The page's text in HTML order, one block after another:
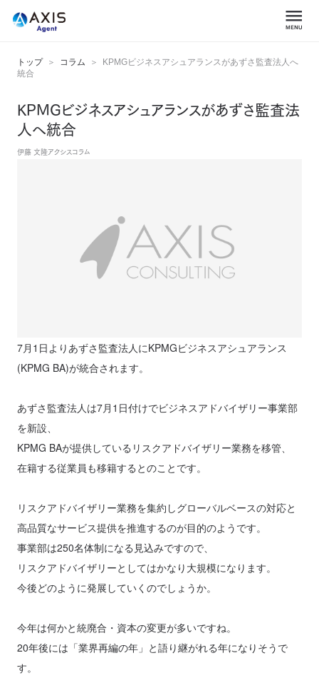
トップ コラム
KPMGビジネスアシュアランスがあずさ監査法人へ
統合
KPMGビジネスアシュアランスがあずさ監査法
人へ統合
伊藤 文隆アクシスコラム
7月1日よりあずさ監査法人にKPMGビジネスアシュアランス
(KPMG BA)が統合されます。
あずさ監査法人は7月1日付けでビジネスアドバイザリー事業部
を新設、
KPMG BAが提供しているリスクアドバイザリー業務を移管、
在籍する従業員も移籍するとのことです。
リスクアドバイザリー業務を集約しグローバルベースの対応と
高品質なサービス提供を推進するのが目的のようです。
事業部は250名体制になる見込みですので、
リスクアドバイザリーとしてはかなり大規模になります。
今後どのように発展していくのでしょうか。
今年は何かと統廃合・資本の変更が多いですね。
20年後には「業界再編の年」と語り継がれる年になりそうで
す。